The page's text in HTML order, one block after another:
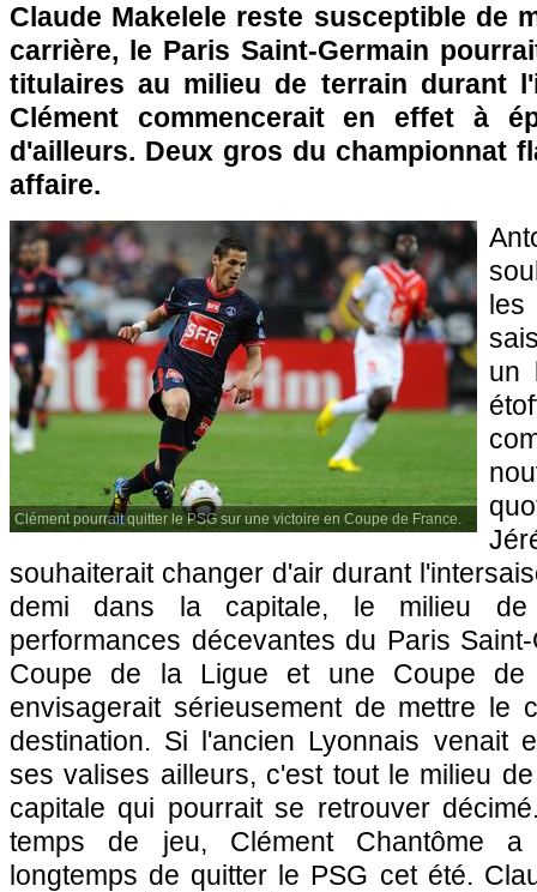
Claude Makelele reste susceptible de
carrière, le Paris Saint-Germain
titulaires au milieu de terrain durant
Clément commencerait en effet à
d'ailleurs. Deux gros du championnat
affaire.
Clément pourrait quitter le PSG sur une victoire en Coupe de France.
les
un
souhaiterait changer d'air durant
demi dans la capitale, le milieu
performances décevantes du Paris
Coupe de la Ligue et une Coupe de
envisagerait sérieusement de mettre le
destination. Si l'ancien Lyonnais venait
ses valises ailleurs, c'est tout le milieu
capitale qui pourrait se retrouver
temps de jeu, Clément Chantôme
longtemps de quitter le PSG cet été.